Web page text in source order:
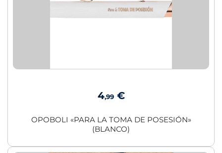
4,99 €
OPOBOLI «PARA LA TOMA DE POSESIÓN»
(BLANCO)